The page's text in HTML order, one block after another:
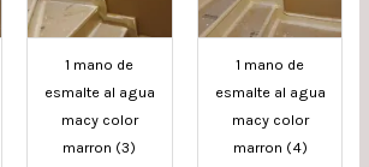
1 mano de
esmalte al agua
macy color
marron (3)
1 mano de
esmalte al agua
macy color
marron (4)